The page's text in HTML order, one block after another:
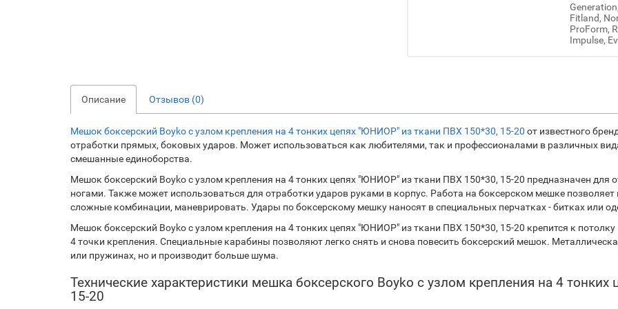
Fitland,
ProForm,
Impulse,
Описание Отзывов (0)
Мешок боксерский Boyko с узлом крепления на 4 тонких цепях "ЮНИОР" из ткани ПВХ 150*30, 15-20 от известного
отработки прямых, боковых ударов. Может использоваться как любителями, так и профессионалами в различных
смешанные единоборства.
Мешок боксерский Boyko с узлом крепления на 4 тонких цепях "ЮНИОР" из ткани ПВХ 150*30, 15-20 предназначен для
ногами. Также может использоваться для отработки ударов руками в корпус. Работа на боксерском мешке
сложные комбинации, маневрировать. Удары по боксерскому мешку наносят в специальных перчатках - битках или
Мешок боксерский Boyko с узлом крепления на 4 тонких цепях "ЮНИОР" из ткани ПВХ 150*30, 15-20 крепится к
4 точки крепления. Специальные карабины позволяют легко снять и снова повесить боксерский мешок.
или пружинах, но и производит больше шума.
Технические характеристики мешка боксерского Boyko с узлом крепления на 4
15-20